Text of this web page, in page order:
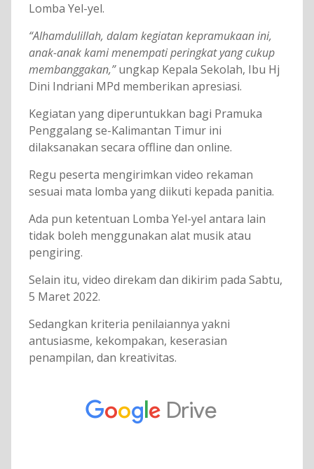
Lomba Yel-yel.
“Alhamdulillah, dalam kegiatan kepramukaan ini,
anak-anak kami menempati peringkat yang cukup
membanggakan,”ungkap Kepala Sekolah, Ibu Hj
Dini Indriani MPd memberikan apresiasi.
Kegiatan yang diperuntukkan bagi Pramuka
Penggalang se-Kalimantan Timur ini
dilaksanakan secara offline dan online.
Regu peserta mengirimkan video rekaman
sesuai mata lomba yang diikuti kepada panitia.
Ada pun ketentuan Lomba Yel-yel antara lain
tidak boleh menggunakan alat musik atau
pengiring.
Selain itu, video direkam dan dikirim pada Sabtu,
5 Maret 2022.
Sedangkan kriteria penilaiannya yakni
antusiasme, kekompakan, keserasian
penampilan, dan kreativitas.